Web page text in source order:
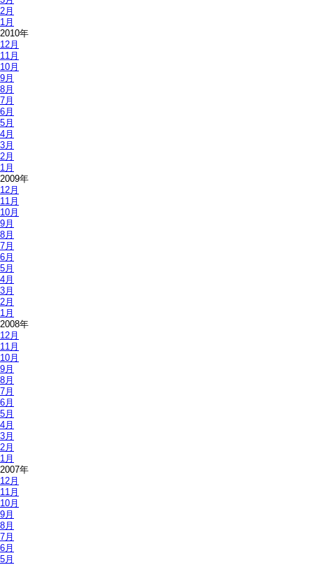
2月
1月
2010年
12月
11月
10月
9月
8月
7月
6月
5月
4月
3月
2月
1月
2009年
12月
11月
10月
9月
8月
7月
6月
5月
4月
3月
2月
1月
2008年
12月
11月
10月
9月
8月
7月
6月
5月
4月
3月
2月
1月
2007年
12月
11月
10月
9月
8月
7月
6月
5月